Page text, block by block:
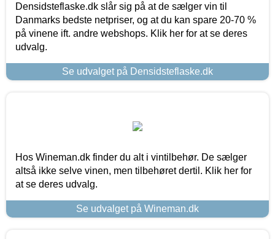
Densidsteflaske.dk slår sig på at de sælger vin til
Danmarks bedste netpriser, og at du kan spare 20-70 %
på vinene ift. andre webshops. Klik her for at se deres
udvalg.
Se udvalget på Densidsteflaske.dk
Hos Wineman.dk finder du alt i vintilbehør. De sælger
altså ikke selve vinen, men tilbehøret dertil. Klik her for
at se deres udvalg.
Se udvalget på Wineman.dk